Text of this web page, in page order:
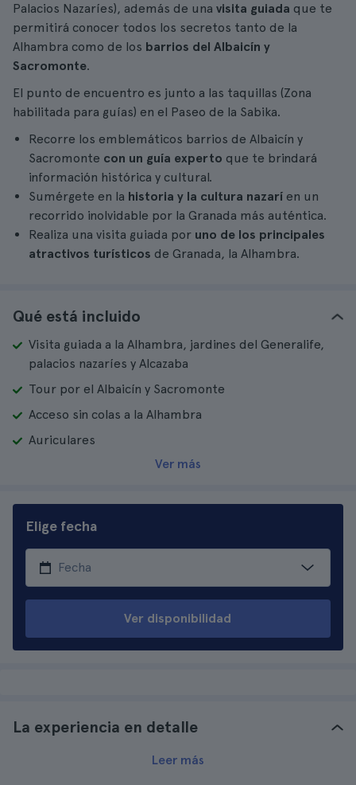
Palacios Nazaríes), además de una visita guiada que te
permitirá conocer todos los secretos tanto de la
Alhambra como de los barrios del Albaicín y
Sacromonte.
El punto de encuentro es junto a las taquillas (Zona
habilitada para guías) en el Paseo de la Sabika.
Recorre los emblemáticos barrios de Albaicín y
Sacromonte con un guía experto que te brindará
información histórica y cultural.
Sumérgete en la historia y la cultura nazarí en un
recorrido inolvidable por la Granada más auténtica.
Realiza una visita guiada por uno de los principales
atractivos turísticos de Granada, la Alhambra.
Qué está incluido
Visita guiada a la Alhambra, jardines del Generalife,
palacios nazaríes y Alcazaba
Tour por el Albaicín y Sacromonte
Acceso sin colas a la Alhambra
Auriculares
Ver más
Elige fecha
Ver disponibilidad
La experiencia en detalle
Leer más